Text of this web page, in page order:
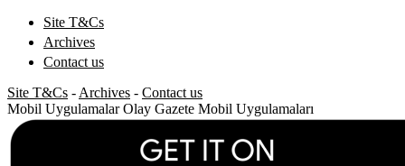
Site T&Cs
Archives
Contact us
Site T&Cs - Archives - Contact us
Mobil Uygulamalar Olay Gazete Mobil Uygulamaları